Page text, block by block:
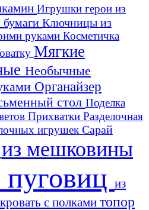
Игрушки герои из
Ключницы из
руками Косметичка
Мягкие
Необычные
Органайзер
стол Поделка
Прихватки Разделочная
игрушек Сарай
из мешковины
пуговиц из
кровать с полками топор